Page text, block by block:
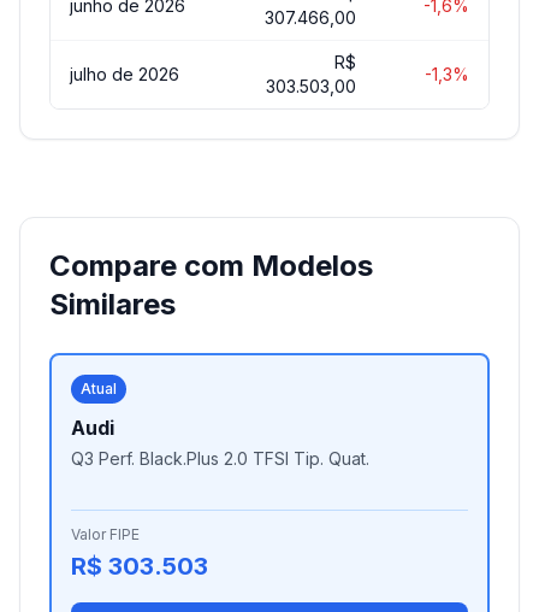
junho de 2026
307.466,00
-1,6%
julho de 2026
R$
303.503,00
-1,3%
Compare com Modelos
Similares
Atual
Audi
Q3 Perf. Black.Plus 2.0 TFSI Tip. Quat.
Valor FIPE
R$ 303.503